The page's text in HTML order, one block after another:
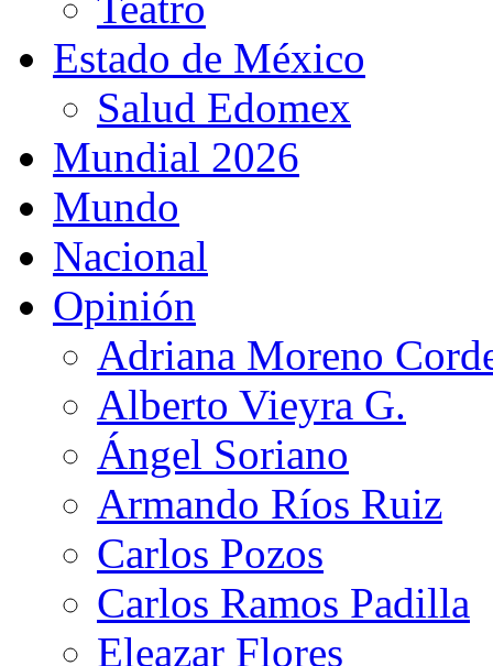
Estado de México
Salud Edomex
Mundial 2026
Mundo
Nacional
Opinión
Adriana Moreno
Alberto Vieyra G.
Ángel Soriano
Armando Ríos Ruiz
Carlos Pozos
Carlos Ramos Padilla
Eleazar Flores